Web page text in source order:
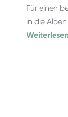
Für einen
in die
Weiterlesen